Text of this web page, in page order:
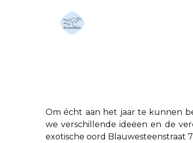
Om écht aan het jaar te kunnen
we verschillende ideëen en de
exotische oord Blauwesteenstraat